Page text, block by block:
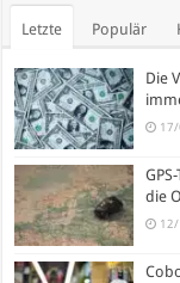
Letzte Populär
Die
die